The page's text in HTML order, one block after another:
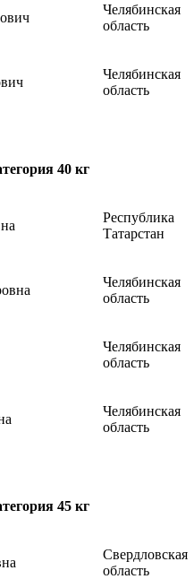
Челябинская
область
Челябинская
область
40 кг
Республика
Татарстан
Челябинская
область
Челябинская
область
Челябинская
область
45 кг
Свердловская
область